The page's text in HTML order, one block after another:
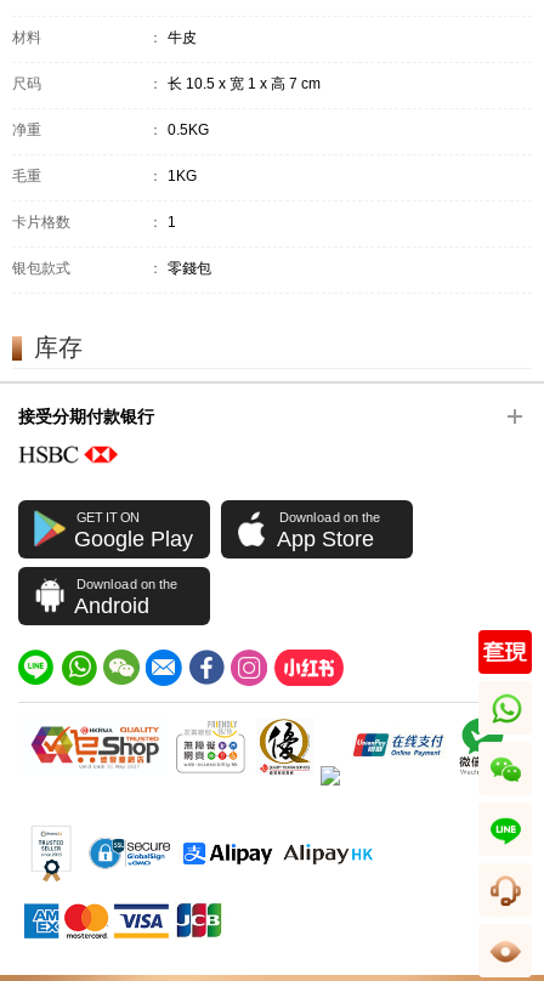
材料 ： 牛皮
尺码 ： 长 10.5 x 宽 1 x 高 7 cm
净重 ： 0.5KG
毛重 ： 1KG
卡片格数 ： 1
银包款式 ： 零錢包
库存
接受分期付款银行
GET IT ON
Google Play
Download on the
App Store
Download on the
Android